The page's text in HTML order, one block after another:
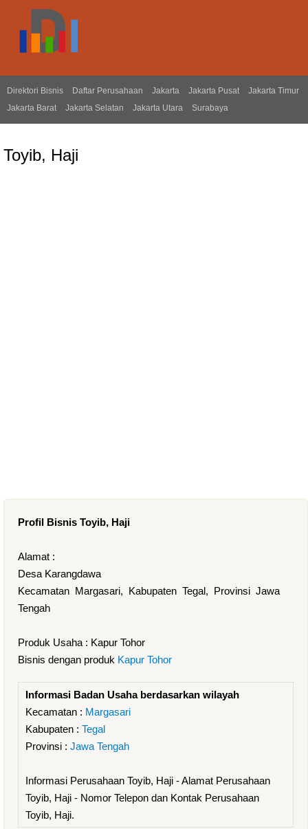
Direktori Bisnis Daftar Perusahaan Jakarta Jakarta Pusat
Jakarta Timur
Jakarta Barat
Jakarta Selatan Jakarta Utara Surabaya
Toyib, Haji
Profil Bisnis Toyib, Haji
Alamat :
Desa Karangdawa
Kecamatan Margasari, Kabupaten Tegal, Provinsi Jawa
Tengah
Produk Usaha : Kapur Tohor
Bisnis dengan produk Kapur Tohor
Informasi Badan Usaha berdasarkan wilayah
Kecamatan : Margasari
Kabupaten : Tegal
Provinsi : Jawa Tengah
Informasi Perusahaan Toyib, Haji - Alamat Perusahaan
Toyib, Haji - Nomor Telepon dan Kontak Perusahaan
Toyib, Haji.